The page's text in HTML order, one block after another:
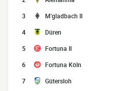
3 M'gladbach II
4 Düren
5 Fortuna II
6 Fortuna Köln
7 Gütersloh